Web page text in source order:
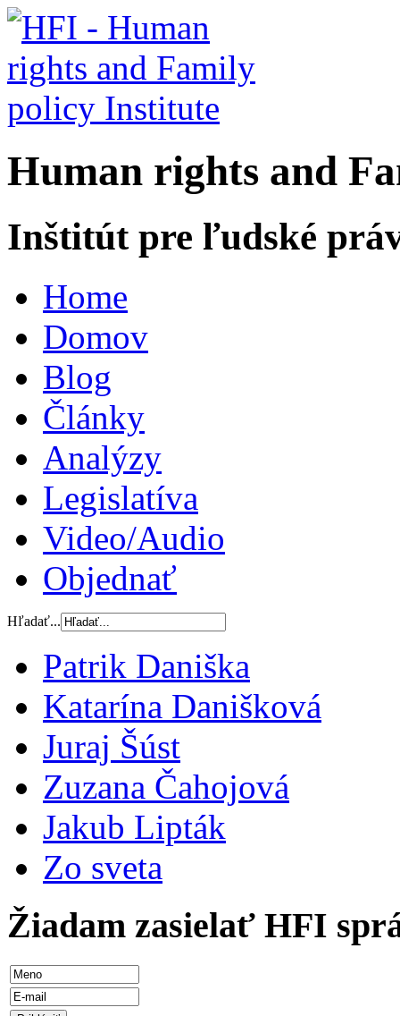
Human rights and F
Inštitút pre ľudské
Home
Domov
Blog
Články
Analýzy
Legislatíva
Video/Audio
Objednať
Hľadať...
Patrik Daniška
Katarína Danišková
Juraj Šúst
Zuzana Čahojová
Jakub Lipták
Zo sveta
Žiadam zasielať HFI